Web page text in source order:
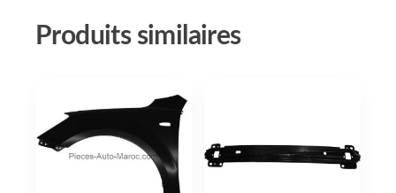
Produits similaires